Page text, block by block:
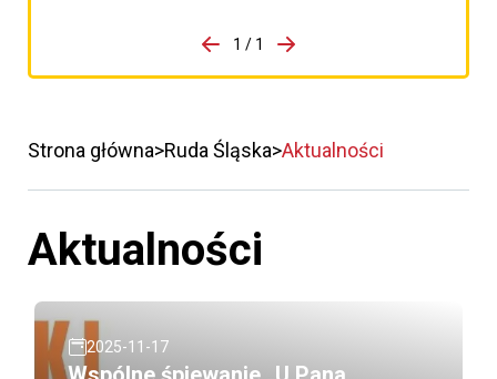
porzpedniego komunikatu
1 / 1
Przejdź do następnego
Strona główna Ruda Śląska Aktualności
Aktualności
2025-11-17